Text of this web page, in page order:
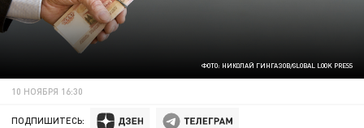
ФОТО: НИКОЛАЙ ГИНГАЗОВ/GLOBAL LOOK PRESS
10 НОЯБРЯ 16:30
ПОДПИШИТЕСЬ: